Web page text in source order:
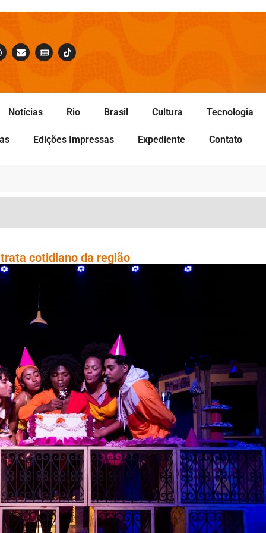
Notícias Rio Brasil Cultura Tecnologia
Edições Impressas Expediente Contato
cotidiano da região